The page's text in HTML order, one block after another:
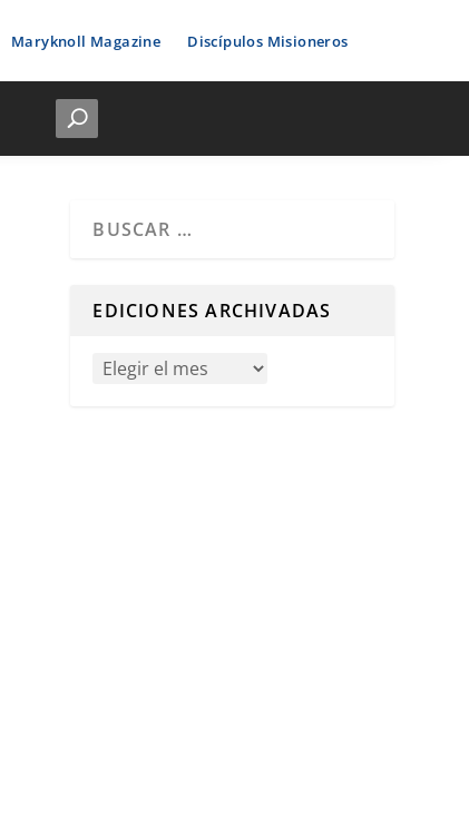
Maryknoll Magazine Discípulos Misioneros
EDICIONES ARCHIVADAS